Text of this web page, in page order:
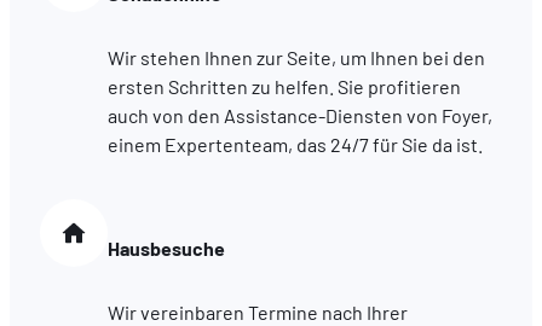
Wir stehen Ihnen zur Seite, um Ihnen bei den
ersten Schritten zu helfen. Sie profitieren
auch von den Assistance-Diensten von Foyer,
einem Expertenteam, das 24/7 für Sie da ist.
Hausbesuche
Wir vereinbaren Termine nach Ihrer